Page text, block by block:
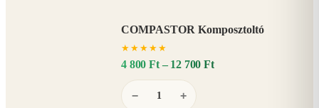
COMPASTOR Komposztoltó
★ ★ ★ ★ ★
4 800 Ft – 12 700 Ft
− +